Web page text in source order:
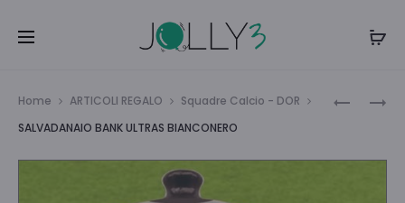
i
ZAINO
Home ARTICOLI REGALO
Squadre Calcio - DOR
SALVADANAIO BANK ULTRAS BIANCONERO